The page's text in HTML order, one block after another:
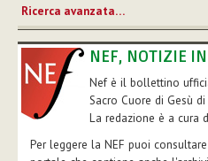
Ricerca avanzata…
NEF, NOTIZIE
Nef è il bollettino
Sacro Cuore di Gesù
La redazione è a cura
Per leggere la NEF puoi consultare